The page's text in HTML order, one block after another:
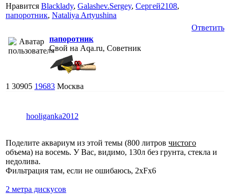
Нравится Blacklady, Galashev.Sergey, Сергей2108,
папоротник, Nataliya Artyushina
Ответить
папоротник
Свой на Aqa.ru, Советник
1 30905 19683 Москва
hooliganka2012
Поделите аквариум из этой темы (800 литров чистого
объема) на восемь. У Вас, видимо, 130л без грунта, стекла и
недолива.
Фильтрация там, если не ошибаюсь, 2хFx6
2 метра дискусов